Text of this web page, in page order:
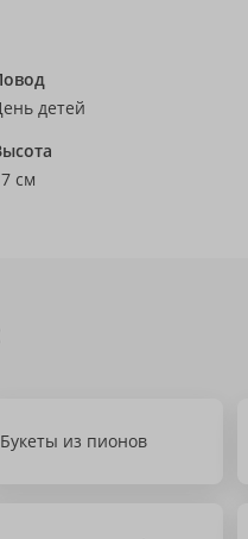
детей
см
Букеты из пионов